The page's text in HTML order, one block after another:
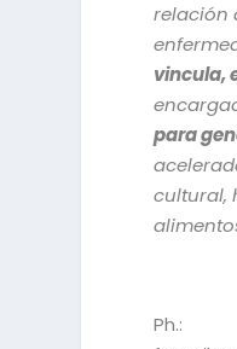
relación
vincula,
para
cultural,
Ph.: